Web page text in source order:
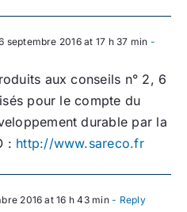
septembre 2016 at 17 h 37 min -
aux conseils n° 2, 6
pour le compte du
durable par la
: http://www.sareco.fr
2016 at 16 h 43 min- Reply